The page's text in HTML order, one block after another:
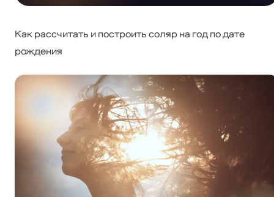
Как рассчитать и построить соляр на год по дате
рождения